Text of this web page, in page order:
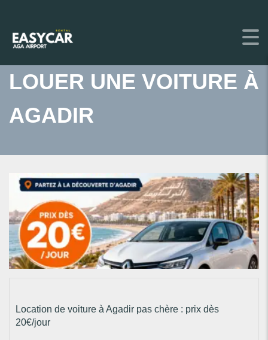
LOUER UNE VOITURE À
AGADIR
Location de voiture à Agadir pas chère : prix dès
20€/jour